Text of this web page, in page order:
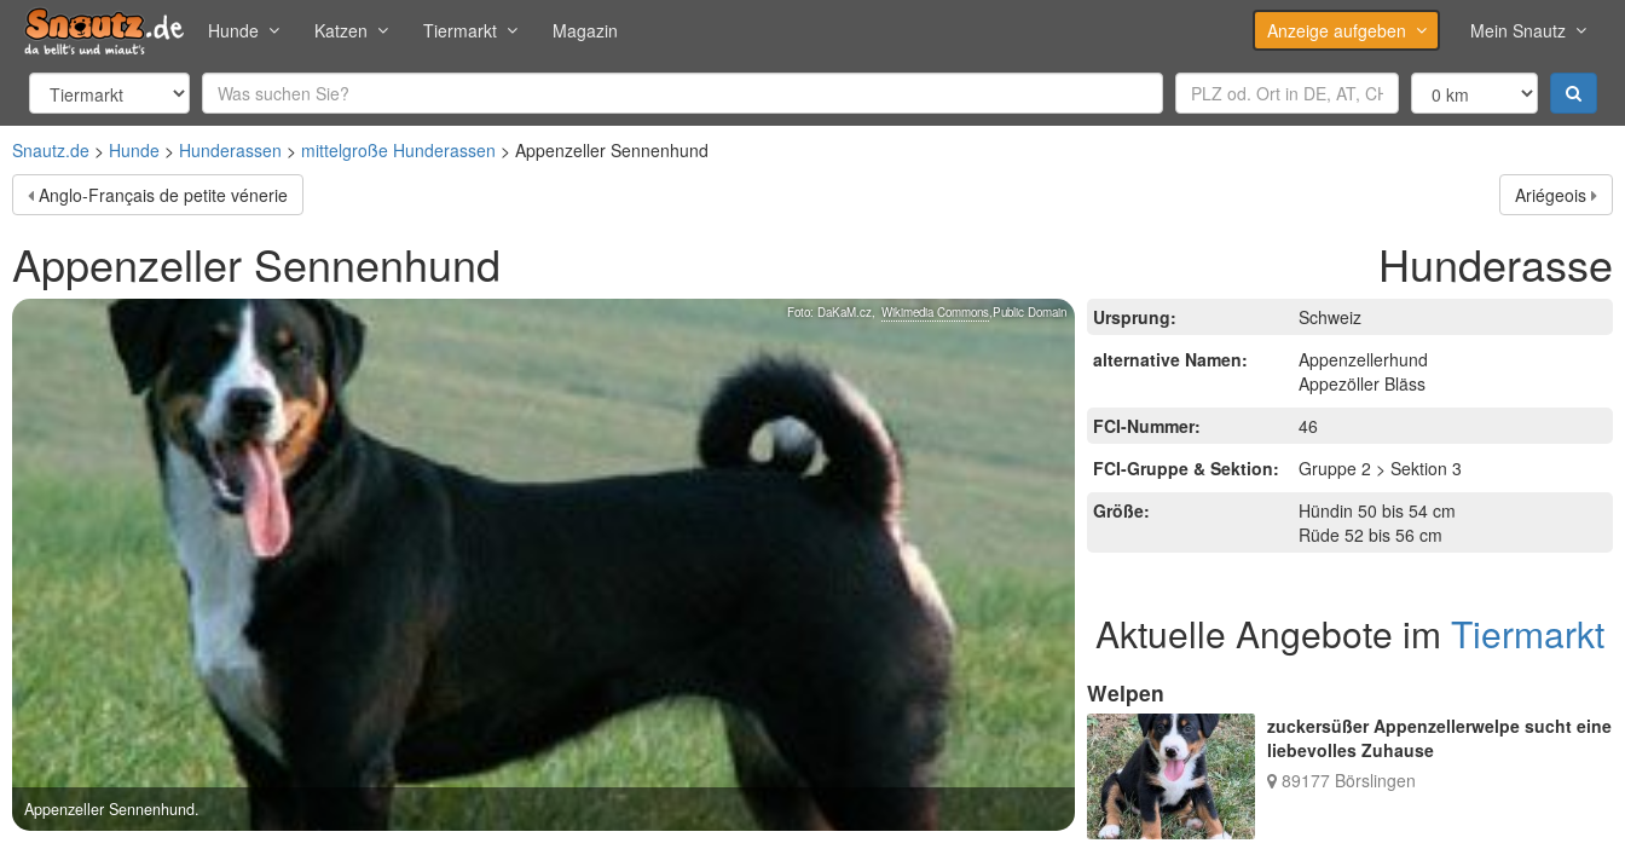
Hunde Katzen Tiermarkt Magazin Anzeige aufgeben Mein Snautz
Snautz.de Hunde Hunderassen mittelgroße Hunderassen
Appenzeller Sennenhund
Anglo-Français de petite vénerie
Ariégeois
Hunderasse
Appenzeller Sennenhund
Appenzeller Sennenhund.
Foto: DaKaM.cz, Wikimedia Commons,Public Domain Ursprung:
Schweiz
alternative Namen:
Appenzellerhund
Appezöller Bläss
FCI-Nummer:
46
FCI-Gruppe & Sektion:
Gruppe 2 > Sektion 3
Größe:
Hündin 50 bis 54 cm
Rüde 52 bis 56 cm
Aktuelle Angebote imTiermarkt
Welpen
zuckersüßer Appenzellerwelpe sucht eine
liebevolles Zuhause
89177 Börslingen